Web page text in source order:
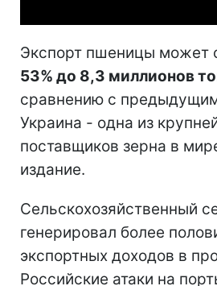
Экспорт пшеницы может
53% до 8,3 миллионов
сравнению с
Украина - одна из
поставщиков зерна в
издание.
Сельскохозяйственный
генерировал более
экспортных доходов в
Российские атаки на